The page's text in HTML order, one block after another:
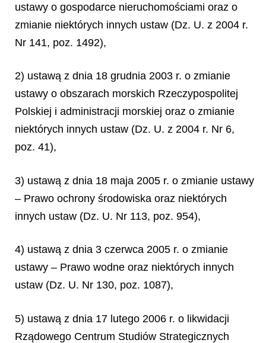
ustawy o gospodarce nieruchomościami oraz o
zmianie niektórych innych ustaw (Dz. U. z 2004 r.
Nr 141, poz. 1492),
2) ustawą z dnia 18 grudnia 2003 r. o zmianie
ustawy o obszarach morskich Rzeczypospolitej
Polskiej i administracji morskiej oraz o zmianie
niektórych innych ustaw (Dz. U. z 2004 r. Nr 6,
poz. 41),
3) ustawą z dnia 18 maja 2005 r. o zmianie ustawy
– Prawo ochrony środowiska oraz niektórych
innych ustaw (Dz. U. Nr 113, poz. 954),
4) ustawą z dnia 3 czerwca 2005 r. o zmianie
ustawy – Prawo wodne oraz niektórych innych
ustaw (Dz. U. Nr 130, poz. 1087),
5) ustawą z dnia 17 lutego 2006 r. o likwidacji
Rządowego Centrum Studiów Strategicznych